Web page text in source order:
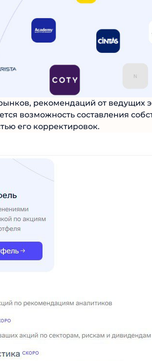
рекомендаций от ведущих
возможность составления
его корректировок.